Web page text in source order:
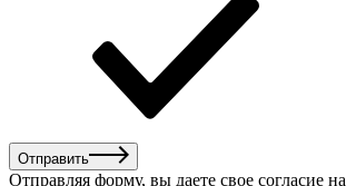
Отправить
Отправляя форму, вы даете свое согласие на